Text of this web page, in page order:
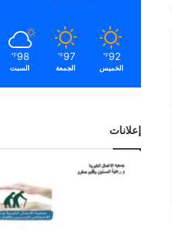
92
℉
الخميس
97
℉
الجمعة
98
℉
السبت
إعلانات